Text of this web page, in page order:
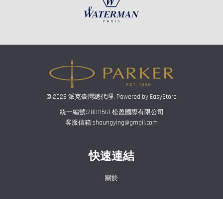
© 2026 派克臺灣總代理. Powered by EasyStore
統一編號:28011561 松盈國際有限公司
客服信箱:shaungying@gmail.com
快速連結
關於